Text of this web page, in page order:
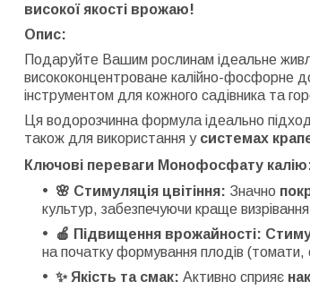
високої якості врожаю!
Опис:
Подаруйте Вашим рослинам ідеальне
висококонцентроване калійно-фосфорне
інструментом для кожного садівника та
Ця водорозчинна формула ідеально
також для використання у системах
Ключові переваги Монофосфату
🌸 Стимуляція цвітіння: Значно
культур, забезпечуючи краще визрівання
🍎 Підвищення врожайності:
на початку формування плодів (томати,
✨ Якість та смак: Активно сприяє